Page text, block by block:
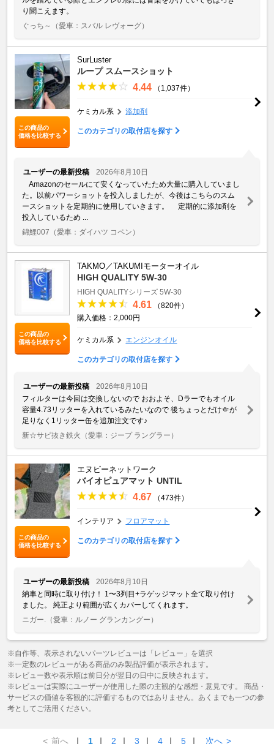
り聞こえます。
ぐっち～
（愛車：スバル レヴォーグ）
この商品の
価格を比較する
SurLuster
ループ スムースショット
4.44 （1,037件）
ケミカル系 添加剤
このカテゴリの取付店を探す
ユーザーの最新投稿
2026年8月10日
Amazonのセールにて安くなっていたため大量に購入していまし
た。以前パワーショットを投入しましたが、今後はこちらのスム
ースショットを定期的に使用していきます。 定期的に添加剤を
投入しているため ...
錦鯉007 （愛車：ダイハツ コペン）
この商品の
価格を比較する
TAKMO／TAKUMIモーターオイル
HIGH QUALITY 5W-30
HIGH QUALITYシリーズ 5W-30
4.61
（820件）
購入価格：2,000円
ケミカル系 エンジンオイル
このカテゴリの取付店を探す
ユーザーの最新投稿
2026年8月10日
フィルターは今回は交換しないので おおよそ、Dラーでもオイル
容量4.73リッターを入れているみたいなので 後ちょっとだけ🤏が
足りなく1リッター缶を追加注文です♪
新☆サビ抜き鉄火
（愛車：ジープ ラングラー）
この商品の
価格を比較する
エヌビーネットワーク
バイオピュアマット UNTIL
4.67 （473件）
インテリア フロアマット
このカテゴリの取付店を探す
ユーザーの最新投稿
2026年8月10日
納車と同時に取り付け！ 1〜3列目+ラゲッジマット全て取り付け
ました。 純正より範囲が広くカバーしてくれます。
ニガー.
（愛車：ルノー グランカングー）
※自作等、表示されないパーツレビューは「レビュー」を選択
※一定数のレビューがある商品のみ製品評価が表示されます。
※レビュー数や表示順は前日分が翌日の日中に反映されます。
※レビューは実際にユーザーが使用した際の主観的な感想・意見です。 商品・
サービスの価値を客観的に評価するものではありません。あくまでも一つの参
考としてご活用ください。
< 前へ ｜ 1 ｜ 2 ｜ 3 ｜ 4 ｜ 5 ｜ 次へ >